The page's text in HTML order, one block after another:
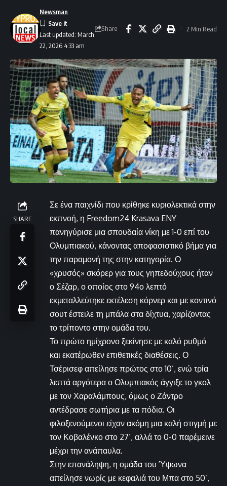
Last updated: March
22, 2026 4:33 am
Newsman
Share 2 Min Read
SHARE
Σε ένα παιχνίδι που κρίθηκε κυριολεκτικά στην
εκπνοή, η Freedom24 Krasava ENY
πανηγύρισε μια σπουδαία νίκη με 1-0 επί του
Ολυμπιακού, κάνοντας αποφασιστικό βήμα για
την παραμονή της στην κατηγορία. Ο
«χρυσός» σκόρερ για τους γηπεδούχους ήταν
ο Σέζαρ, ο οποίος στο 94ο λεπτό
εκμεταλλεύτηκε εκτέλεση κόρνερ και με κοντινό
σουτ έστειλε τη μπάλα στα δίχτυα, χαρίζοντας
το τρίποντο στην ομάδα του.
Το πρώτο ημίχρονο ξεκίνησε με καλό ρυθμό
και εκατέρωθεν επιθετικές διαθέσεις. Ο
Τσέρισεφ απείλησε πρώτος στο 10’, ενώ τρία
λεπτά αργότερα ο Ολυμπιακός άγγιξε το γκολ
με τον Χαραλάμπους, όμως ο Ζάντρο
αντέδρασε σωτήρια με τα πόδια. Οι
φιλοξενούμενοι είχαν ακόμη μια καλή στιγμή με
τον Κοβαλένκο στο 27’, αλλά το 0-0 παρέμεινε
μέχρι την ανάπαυλα.
Στην επανάληψη, η ομάδα του Ύψωνα
απείλησε νωρίς με κεφαλιά του Μπα στο 50’,